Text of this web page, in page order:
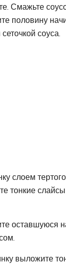
Смажьте
половину
соуса.
слоем
тонкие
оставшуюся
выложите